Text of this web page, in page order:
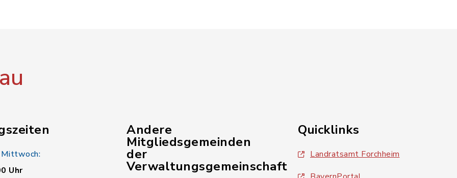
Uhr
Andere
Mitgliedsgemeinden
der
Verwaltungsgemeinschaft
Quicklinks
Landratsamt Forchheim